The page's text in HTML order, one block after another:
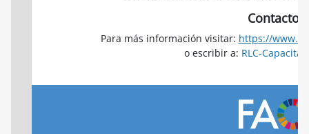
Contacto
Para más información visitar: https://
o escribir a: RLC-